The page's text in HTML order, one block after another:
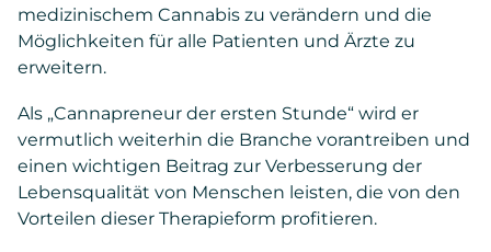
medizinischem Cannabis zu verändern und die
Möglichkeiten für alle Patienten und Ärzte zu
erweitern.
Als „Cannapreneur der ersten Stunde“ wird er
vermutlich weiterhin die Branche vorantreiben und
einen wichtigen Beitrag zur Verbesserung der
Lebensqualität von Menschen leisten, die von den
Vorteilen dieser Therapieform profitieren.